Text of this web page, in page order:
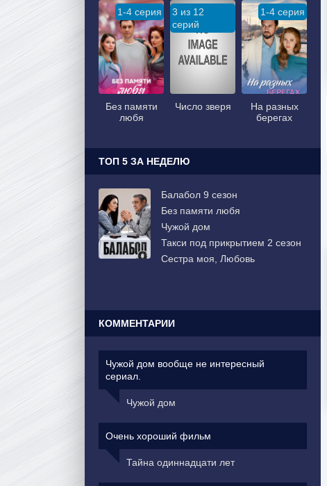
1-4 серия
Без памяти
любя
3 из 12
серий
Число зверя
1-4 серия
На разных
берегах
ТОП 5 ЗА НЕДЕЛЮ
Балабол 9 сезон
Без памяти любя
Чужой дом
Такси под прикрытием 2 сезон
Сестра моя, Любовь
КОММЕНТАРИИ
Чужой дом вообще не интересный
сериал.
Чужой дом
Очень хороший фильм
Тайна одиннадцати лет